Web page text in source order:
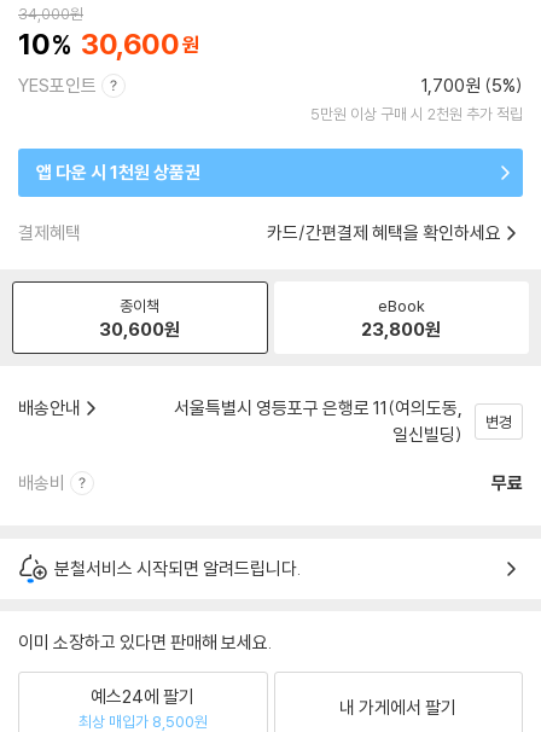
34,000원
10 30,600
YES포인트 1,700원 (5%)
5만원 이상 구매 시 2천원 추가 적립
앱 다운 시 1천원 상품권
결제혜택 카드/간편결제 혜택을 확인하세요
종이책
30,600원
eBook
23,800원
배송안내
서울특별시 영등포구 은행로 11(여의도동,
일신빌딩)
변경
배송비 무료
분철서비스 시작되면 알려드립니다.
이미 소장하고 있다면 판매해 보세요.
예스24에 팔기
최상 매입가 8,500원
내 가게에서 팔기